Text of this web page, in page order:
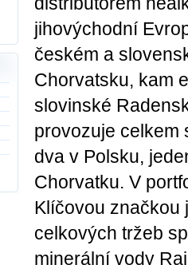
jihovýchodní
českém a
Chorvatsku, kam
slovinské
provozuje celkem
dva v Polsku,
Chorvatku. V
Klíčovou značkou
celkových tržeb
minerální vody